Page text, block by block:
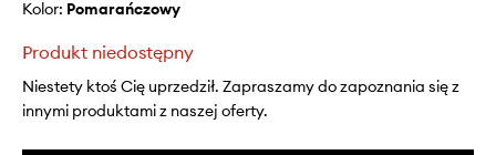
Kolor: pomarańczowy
Produkt niedostępny
Niestety ktoś Cię uprzedził. Zapraszamy do zapoznania się z
innymi produktami z naszej oferty.